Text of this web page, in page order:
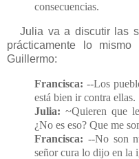
consecuencias.
Julia va a discutir las
prácticamente lo
Guillermo:
Francisca: --Los
está bien ir contra ellas.
Julia: ~Quieren que
¿No es eso? Que me
Francisca: --No son
señor cura lo dijo en la